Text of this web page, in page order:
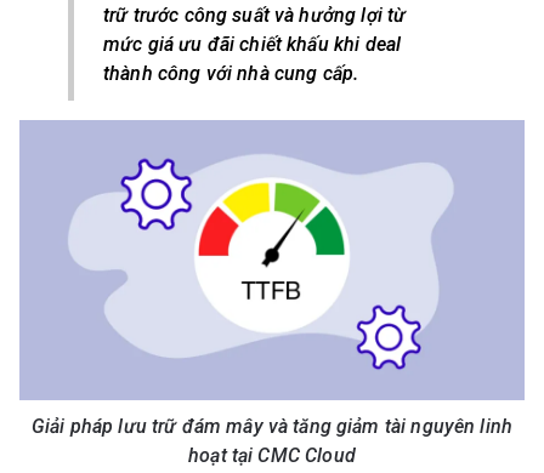
trữ trước công suất và hưởng lợi từ
mức giá ưu đãi chiết khấu khi deal
thành công với nhà cung cấp.
Giải pháp lưu trữ đám mây và tăng giảm tài nguyên linh
hoạt tại CMC Cloud